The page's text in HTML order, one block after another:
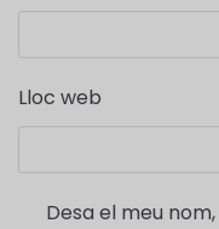
Lloc web
Desa el meu